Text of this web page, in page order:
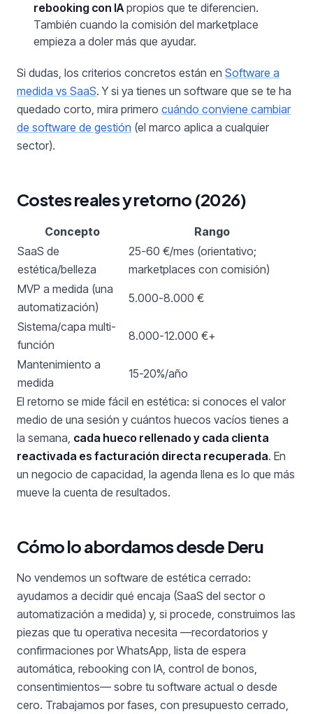
rebooking con IApropios que te diferencien.
También cuando la comisión del marketplace
empieza a doler más que ayudar.
Si dudas, los criterios concretos están en Software a
medida vs SaaS. Y si ya tienes un software que se te ha
quedado corto, mira primero cuándo conviene cambiar
de software de gestión (el marco aplica a cualquier
sector).
Costes reales y retorno (2026)
Concepto
Rango
SaaS de
estética/belleza
25-60 €/mes (orientativo;
marketplaces con comisión)
MVP a medida (una
automatización)
5.000-8.000 €
Sistema/capa multi-
función
8.000-12.000 €+
Mantenimiento a
medida
15-20%/año
El retorno se mide fácil en estética: si conoces el valor
medio de una sesión y cuántos huecos vacíos tienes a
la semana, cada hueco rellenado y cada clienta
reactivada es facturación directa recuperada. En
un negocio de capacidad, la agenda llena es lo que más
mueve la cuenta de resultados.
Cómo lo abordamos desde Deru
No vendemos un software de estética cerrado:
ayudamos a decidir qué encaja (SaaS del sector o
automatización a medida) y, si procede, construimos las
piezas que tu operativa necesita —recordatorios y
confirmaciones por WhatsApp, lista de espera
automática, rebooking con IA, control de bonos,
consentimientos— sobre tu software actual o desde
cero. Trabajamos por fases, con presupuesto cerrado,